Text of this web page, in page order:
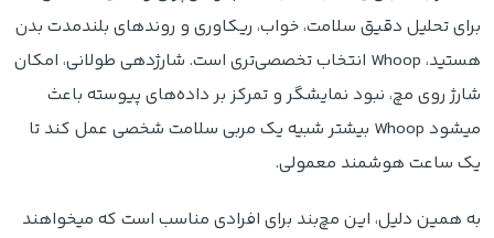
برای تحلیل دقیق سلامت، خواب، ریکاوری و روندهای بلندمدت بدن
هستید، Whoop انتخاب تخصصی‌تری است. شارژدهی طولانی، امکان
شارژ روی مچ، نبود نمایشگر و تمرکز بر داده‌های پیوسته باعث
میشود Whoop بیشتر شبیه یک مربی سلامت شخصی عمل کند تا
یک ساعت هوشمند معمولی.
به همین دلیل، این مچ‌بند برای افرادی مناسب است که میخواهند